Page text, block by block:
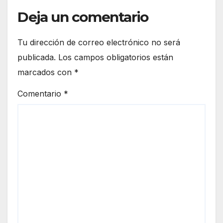
Deja un comentario
Tu dirección de correo electrónico no será
publicada. Los campos obligatorios están
marcados con *
Comentario *